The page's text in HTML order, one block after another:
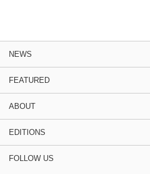
NEWS
FEATURED
ABOUT
EDITIONS
FOLLOW US